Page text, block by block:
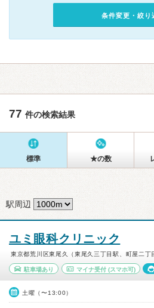
条件変更・絞り
77 件の検索結果
標準 ★の数
駅周辺
ユミ眼科クリニック
東京都荒川区東尾久（東尾久三丁目駅、町屋二丁
駐車場あり マイナ受付(スマホ可)
土曜（〜13:00）